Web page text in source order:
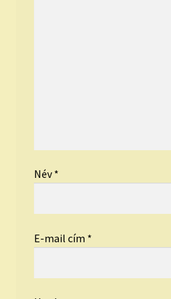
Név*
E-mail cím *